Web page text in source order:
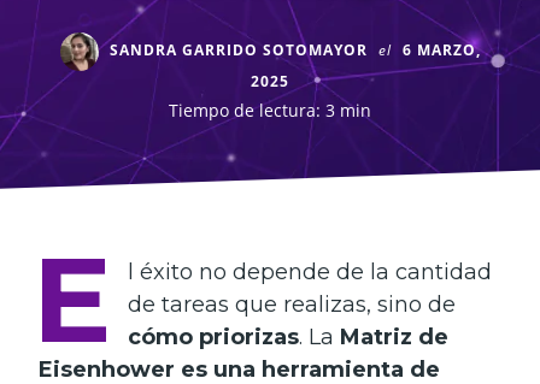
SANDRA GARRIDO SOTOMAYOR el 6 MARZO,
2025
Tiempo de lectura: 3 min
E
l éxito no depende de la cantidad
de tareas que realizas, sino de
cómo priorizas. La Matriz de
Eisenhower es una herramienta de